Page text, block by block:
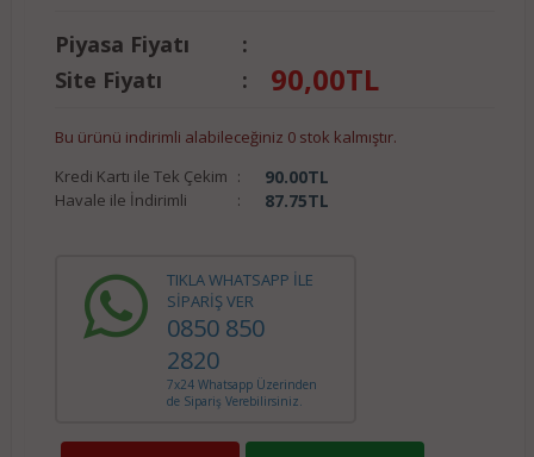
Piyasa Fiyatı
:
Site Fiyatı
: 90,00TL
Bu ürünü indirimli alabileceğiniz 0 stok kalmıştır.
Kredi Kartı ile Tek Çekim : 90.00TL
Havale ile İndirimli : 87.75TL
TIKLA WHATSAPP İLE
SİPARİŞ VER
0850 850
2820
7x24 Whatsapp Üzerinden
de Sipariş Verebilirsiniz.